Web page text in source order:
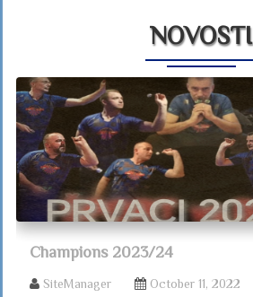
NOVOSTI
Champions 2023/24
SiteManager October 11, 2022